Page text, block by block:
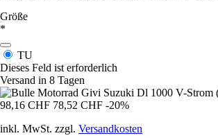
Größe
*
TU
Dieses Feld ist erforderlich
Versand in 8 Tagen
98,16 CHF 78,52 CHF -20%
inkl. MwSt. zzgl. Versandkosten